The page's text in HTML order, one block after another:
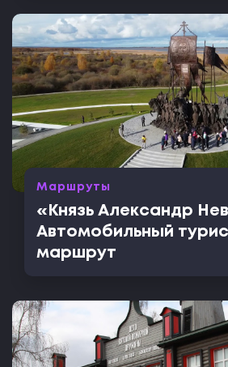
Маршруты
«Князь Александр
Автомобильный
маршрут